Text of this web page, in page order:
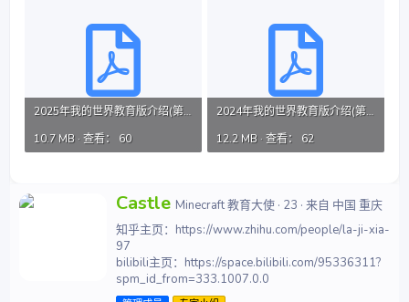
2025年我的世界教育版介绍(第一份).pdf
10.7 MB · 查看： 60
2024年我的世界教育版介绍(第一份) .pdf
12.2 MB · 查看： 62
撰
写
者
Castle Minecraft 教育大使 · 23 · 来自 中国 重庆
知乎主页：https://www.zhihu.com/people/la-ji-xia-
97
bilibili主页：https://space.bilibili.com/95336311?
spm_id_from=333.1007.0.0